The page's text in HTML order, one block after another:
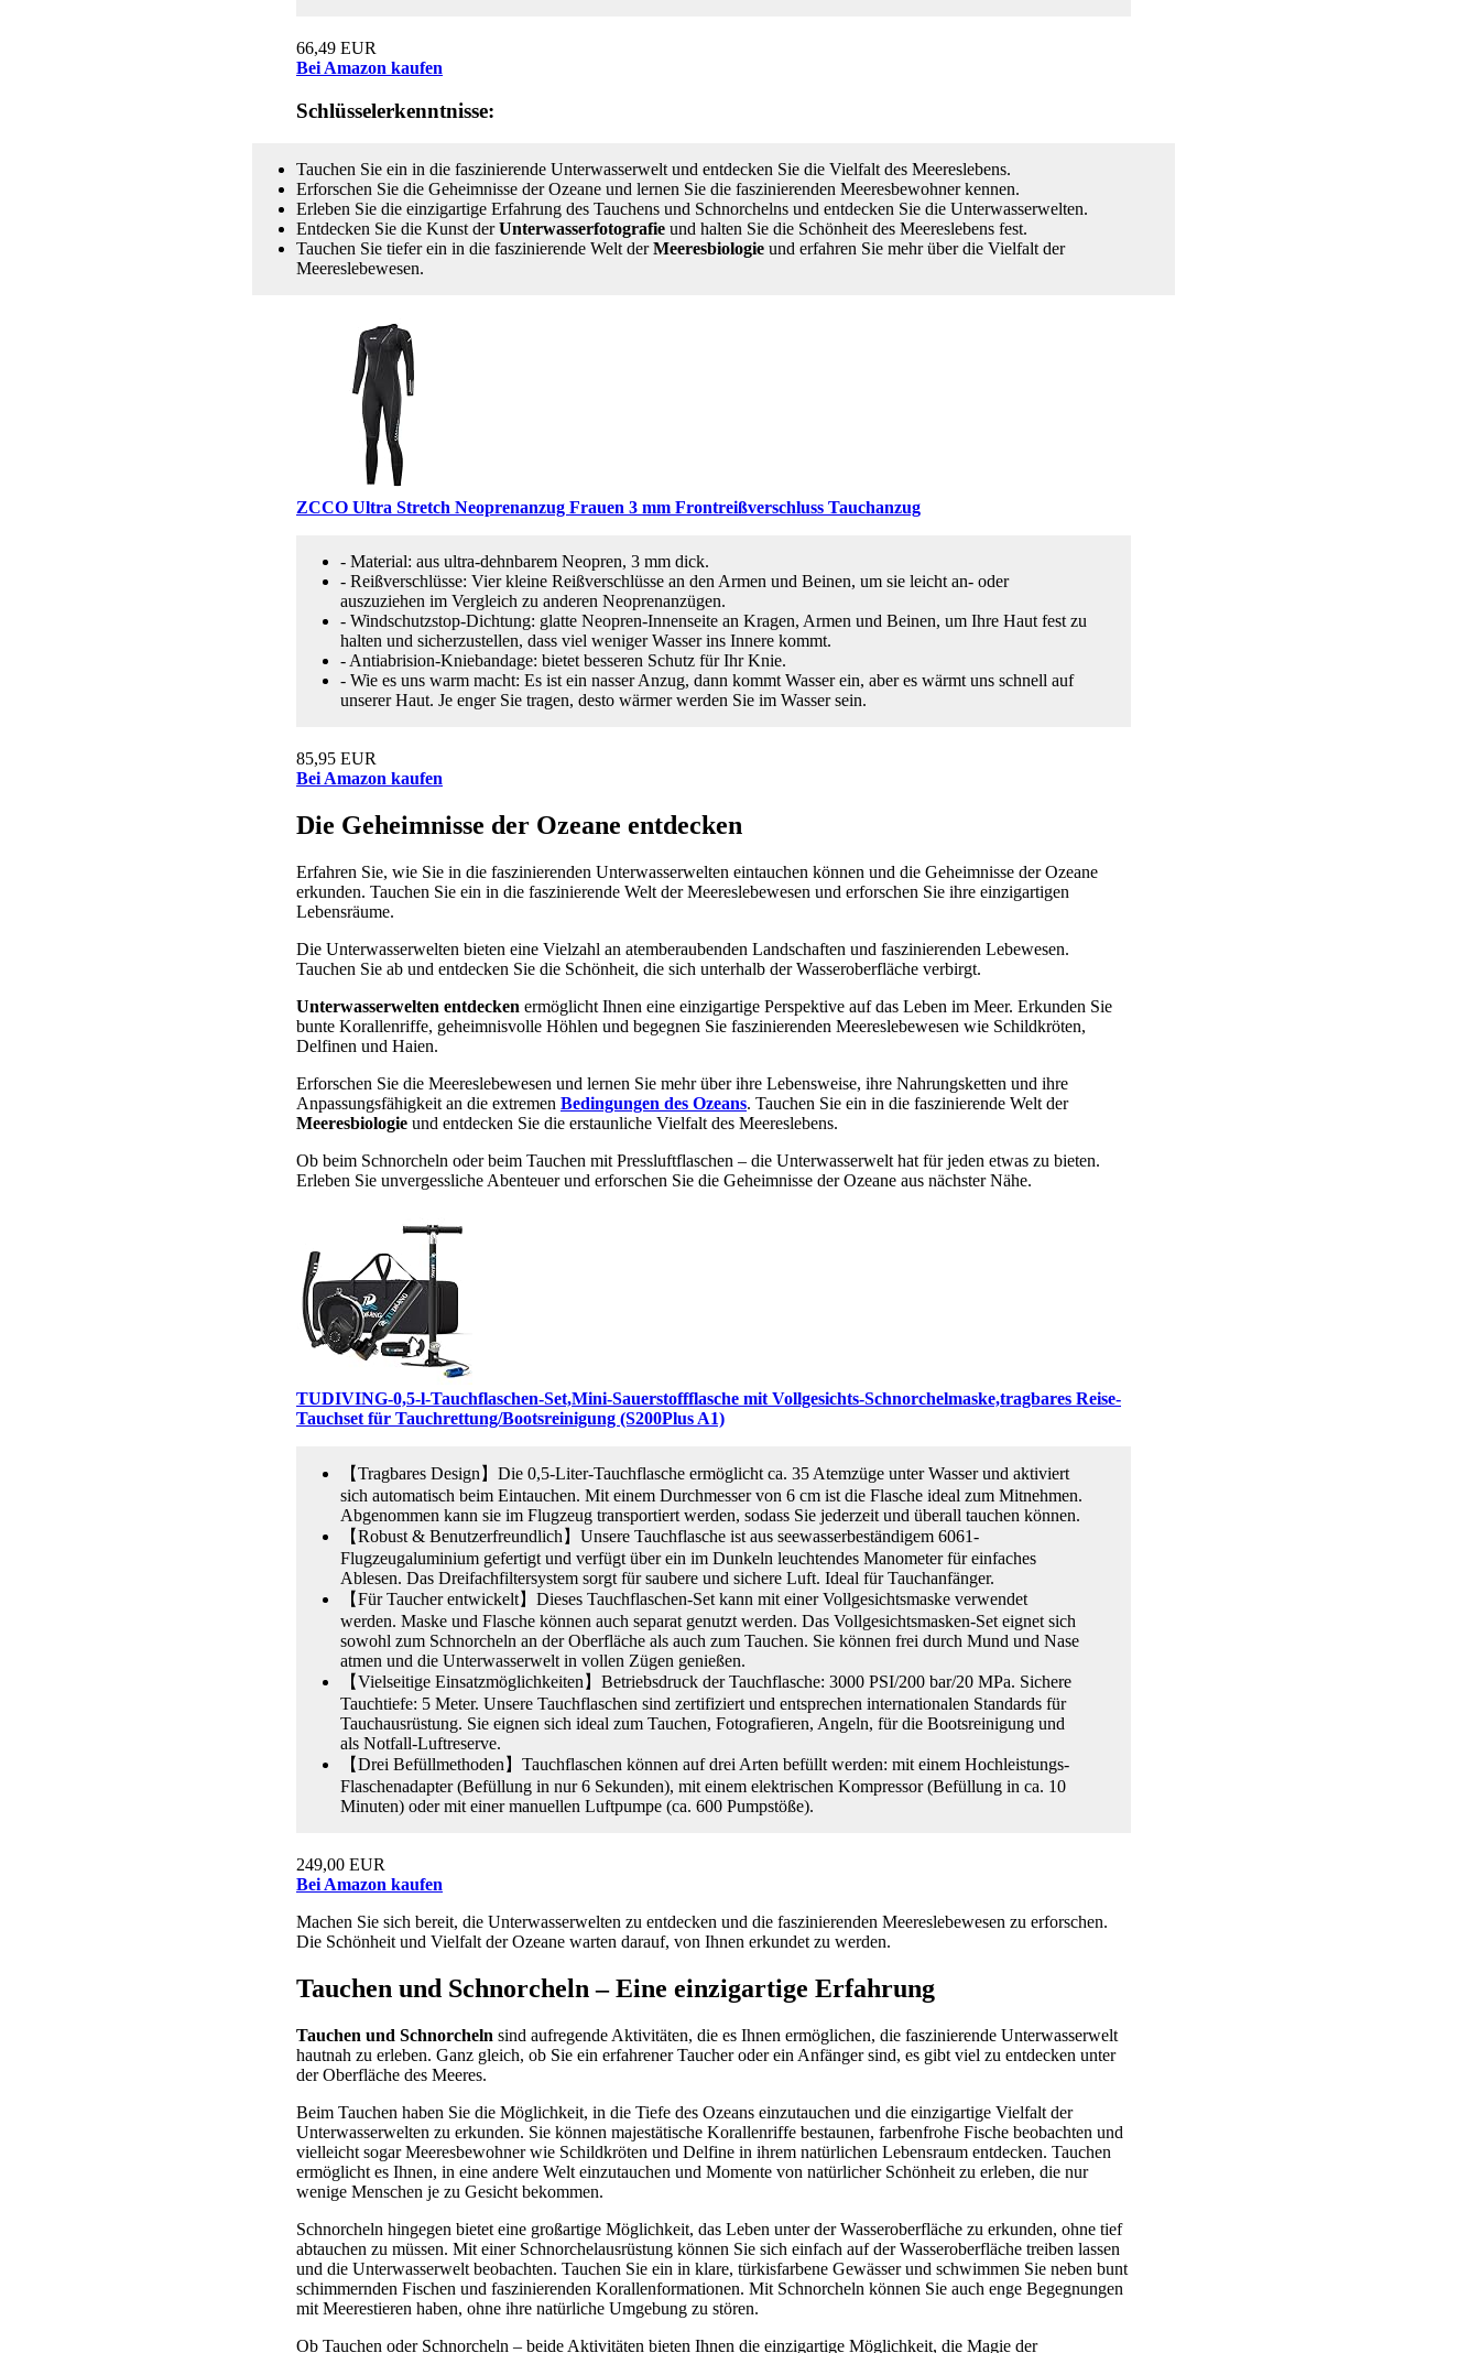
66,49 EUR
Bei Amazon kaufen
Schlüsselerkenntnisse:
Tauchen Sie ein in die faszinierende Unterwasserwelt und entdecken Sie die Vielfalt des Meereslebens.
Erforschen Sie die Geheimnisse der Ozeane und lernen Sie die faszinierenden Meeresbewohner kennen.
Erleben Sie die einzigartige Erfahrung des Tauchens und Schnorchelns und entdecken Sie die Unterwasserwelten.
Entdecken Sie die Kunst derUnterwasserfotografie und halten Sie die Schönheit des Meereslebens fest.
Tauchen Sie tiefer ein in die faszinierende Welt derMeeresbiologie und erfahren Sie mehr über die Vielfalt der
Meereslebewesen.
ZCCO Ultra Stretch Neoprenanzug Frauen 3 mm Frontreißverschluss Tauchanzug
- Material: aus ultra-dehnbarem Neopren, 3 mm dick.
- Reißverschlüsse: Vier kleine Reißverschlüsse an den Armen und Beinen, um sie leicht an- oder
auszuziehen im Vergleich zu anderen Neoprenanzügen.
- Windschutzstop-Dichtung: glatte Neopren-Innenseite an Kragen, Armen und Beinen, um Ihre Haut fest zu
halten und sicherzustellen, dass viel weniger Wasser ins Innere kommt.
- Antiabrision-Kniebandage: bietet besseren Schutz für Ihr Knie.
- Wie es uns warm macht: Es ist ein nasser Anzug, dann kommt Wasser ein, aber es wärmt uns schnell auf
unserer Haut. Je enger Sie tragen, desto wärmer werden Sie im Wasser sein.
85,95 EUR
Bei Amazon kaufen
Die Geheimnisse der Ozeane entdecken
Erfahren Sie, wie Sie in die faszinierenden Unterwasserwelten eintauchen können und die Geheimnisse der Ozeane
erkunden. Tauchen Sie ein in die faszinierende Welt der Meereslebewesen und erforschen Sie ihre einzigartigen
Lebensräume.
Die Unterwasserwelten bieten eine Vielzahl an atemberaubenden Landschaften und faszinierenden Lebewesen.
Tauchen Sie ab und entdecken Sie die Schönheit, die sich unterhalb der Wasseroberfläche verbirgt.
Unterwasserwelten entdecken ermöglicht Ihnen eine einzigartige Perspektive auf das Leben im Meer. Erkunden Sie
bunte Korallenriffe, geheimnisvolle Höhlen und begegnen Sie faszinierenden Meereslebewesen wie Schildkröten,
Delfinen und Haien.
Erforschen Sie die Meereslebewesen und lernen Sie mehr über ihre Lebensweise, ihre Nahrungsketten und ihre
Anpassungsfähigkeit an die extremen Bedingungen des Ozeans. Tauchen Sie ein in die faszinierende Welt der
Meeresbiologie und entdecken Sie die erstaunliche Vielfalt des Meereslebens.
Ob beim Schnorcheln oder beim Tauchen mit Pressluftflaschen – die Unterwasserwelt hat für jeden etwas zu bieten.
Erleben Sie unvergessliche Abenteuer und erforschen Sie die Geheimnisse der Ozeane aus nächster Nähe.
TUDIVING-0,5-l-Tauchflaschen-Set,Mini-Sauerstoffflasche mit Vollgesichts-Schnorchelmaske,tragbares Reise-
Tauchset für Tauchrettung/Bootsreinigung (S200Plus A1)
【Tragbares Design】Die 0,5-Liter-Tauchflasche ermöglicht ca. 35 Atemzüge unter Wasser und aktiviert
sich automatisch beim Eintauchen. Mit einem Durchmesser von 6 cm ist die Flasche ideal zum Mitnehmen.
Abgenommen kann sie im Flugzeug transportiert werden, sodass Sie jederzeit und überall tauchen können.
【Robust & Benutzerfreundlich】Unsere Tauchflasche ist aus seewasserbeständigem 6061-
Flugzeugaluminium gefertigt und verfügt über ein im Dunkeln leuchtendes Manometer für einfaches
Ablesen. Das Dreifachfiltersystem sorgt für saubere und sichere Luft. Ideal für Tauchanfänger.
【Für Taucher entwickelt】Dieses Tauchflaschen-Set kann mit einer Vollgesichtsmaske verwendet
werden. Maske und Flasche können auch separat genutzt werden. Das Vollgesichtsmasken-Set eignet sich
sowohl zum Schnorcheln an der Oberfläche als auch zum Tauchen. Sie können frei durch Mund und Nase
atmen und die Unterwasserwelt in vollen Zügen genießen.
【Vielseitige Einsatzmöglichkeiten】Betriebsdruck der Tauchflasche: 3000 PSI/200 bar/20 MPa. Sichere
Tauchtiefe: 5 Meter. Unsere Tauchflaschen sind zertifiziert und entsprechen internationalen Standards für
Tauchausrüstung. Sie eignen sich ideal zum Tauchen, Fotografieren, Angeln, für die Bootsreinigung und
als Notfall-Luftreserve.
【Drei Befüllmethoden】Tauchflaschen können auf drei Arten befüllt werden: mit einem Hochleistungs-
Flaschenadapter (Befüllung in nur 6 Sekunden), mit einem elektrischen Kompressor (Befüllung in ca. 10
Minuten) oder mit einer manuellen Luftpumpe (ca. 600 Pumpstöße).
249,00 EUR
Bei Amazon kaufen
Machen Sie sich bereit, die Unterwasserwelten zu entdecken und die faszinierenden Meereslebewesen zu erforschen.
Die Schönheit und Vielfalt der Ozeane warten darauf, von Ihnen erkundet zu werden.
Tauchen und Schnorcheln – Eine einzigartige Erfahrung
Tauchen und Schnorcheln sind aufregende Aktivitäten, die es Ihnen ermöglichen, die faszinierende Unterwasserwelt
hautnah zu erleben. Ganz gleich, ob Sie ein erfahrener Taucher oder ein Anfänger sind, es gibt viel zu entdecken unter
der Oberfläche des Meeres.
Beim Tauchen haben Sie die Möglichkeit, in die Tiefe des Ozeans einzutauchen und die einzigartige Vielfalt der
Unterwasserwelten zu erkunden. Sie können majestätische Korallenriffe bestaunen, farbenfrohe Fische beobachten und
vielleicht sogar Meeresbewohner wie Schildkröten und Delfine in ihrem natürlichen Lebensraum entdecken. Tauchen
ermöglicht es Ihnen, in eine andere Welt einzutauchen und Momente von natürlicher Schönheit zu erleben, die nur
wenige Menschen je zu Gesicht bekommen.
Schnorcheln hingegen bietet eine großartige Möglichkeit, das Leben unter der Wasseroberfläche zu erkunden, ohne tief
abtauchen zu müssen. Mit einer Schnorchelausrüstung können Sie sich einfach auf der Wasseroberfläche treiben lassen
und die Unterwasserwelt beobachten. Tauchen Sie ein in klare, türkisfarbene Gewässer und schwimmen Sie neben bunt
schimmernden Fischen und faszinierenden Korallenformationen. Mit Schnorcheln können Sie auch enge Begegnungen
mit Meerestieren haben, ohne ihre natürliche Umgebung zu stören.
Ob Tauchen oder Schnorcheln – beide Aktivitäten bieten Ihnen die einzigartige Möglichkeit, die Magie der